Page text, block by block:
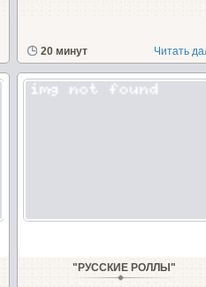
20 минут Читать
"РУССКИЕ РОЛЛЫ"